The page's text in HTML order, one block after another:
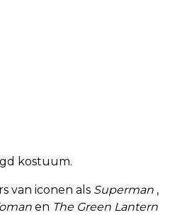
kostuum.
van iconen als Superman ,
en The Green Lantern